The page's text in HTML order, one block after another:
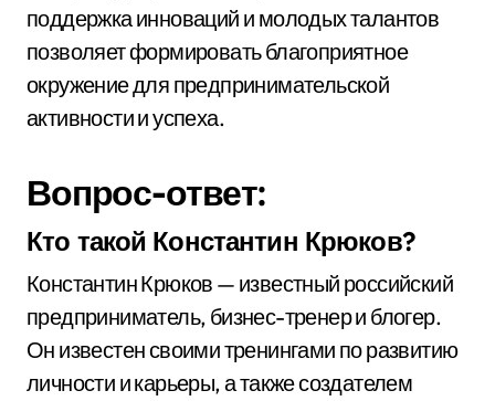
поддержка инноваций и молодых талантов
позволяет формировать благоприятное
окружение для предпринимательской
активности и успеха.
Вопрос-ответ:
Кто такой Константин Крюков?
Константин Крюков — известный российский
предприниматель, бизнес-тренер и блогер.
Он известен своими тренингами по развитию
личности и карьеры, а также создателем